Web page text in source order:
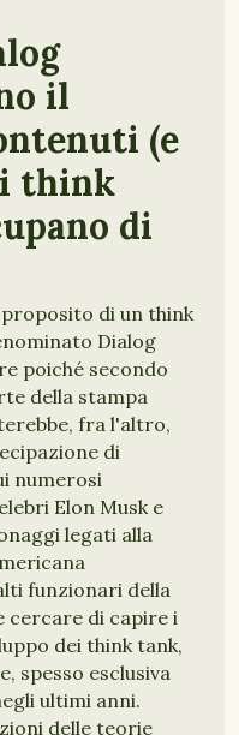
il
(e
think
di
di un think
Dialog
poiché secondo
della stampa
fra l'altro,
di
numerosi
Elon Musk e
legati alla
funzionari della
cercare di capire i
dei think tank,
spesso esclusiva
ultimi anni.
delle teorie